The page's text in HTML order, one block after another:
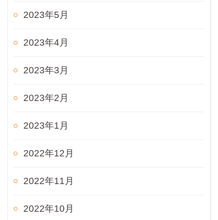
2023年5月
2023年4月
2023年3月
2023年2月
2023年1月
2022年12月
2022年11月
2022年10月